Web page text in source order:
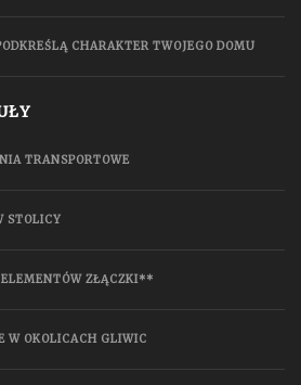
CHARAKTER TWOJEGO DOMU
TRANSPORTOWE
STOLICY
ZŁĄCZKI**
W OKOLICACH GLIWIC